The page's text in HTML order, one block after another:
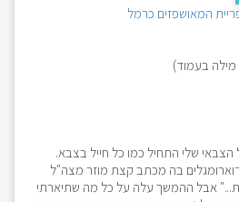
המאושפזים כרמל
שלי התחיל כמו כל חייל בצבא.
בה מכתב קצת מוזר מצה"ל
אבל ההמשך עלה על כל מה שתיארתי